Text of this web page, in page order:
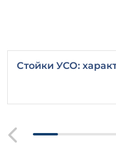
Стойки УСО: